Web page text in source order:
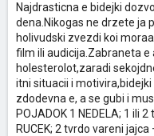
Najdrasticna e bidejki
dena.Nikogas ne drzete ja
holivudski zvezdi koi
film ili audicija.Zabraneta
holesterolot,zaradi
itni situacii i
zdodevna e, a se gubi i
POJADOK 1 NEDELA; 1 ili
RUCEK; 2 tvrdo vareni